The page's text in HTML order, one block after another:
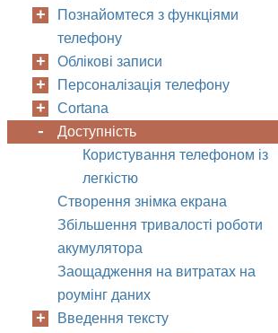
Познайомтеся з функціями
телефону
Облікові записи
Персоналізація телефону
Cortana
Доступність
Користування телефоном із
легкістю
Створення знімка екрана
Збільшення тривалості роботи
акумулятора
Заощадження на витратах на
роумінг даних
Введення тексту